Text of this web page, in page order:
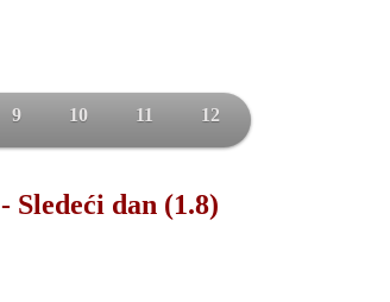
9 10 11 12
- Sledeći dan (1.8)